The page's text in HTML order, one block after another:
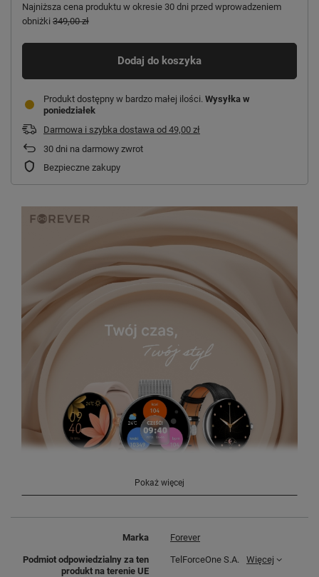
Najniższa cena produktu w okresie 30 dni przed wprowadzeniem
obniżki 349,00 zł
Dodaj do koszyka
Produkt dostępny w bardzo małej ilości Wysyłka w
poniedziałek
Darmowa i szybka dostawa od 49,00 zł
30 dni na darmowy zwrot
Bezpieczne zakupy
Pokaż więcej
Marka Forever
Podmiot odpowiedzialny za ten
produkt na terenie UE
TelForceOne S.A. Więcej